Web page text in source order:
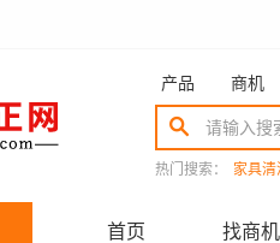
产品 商机
热门搜索： 家具清
首页 找商机